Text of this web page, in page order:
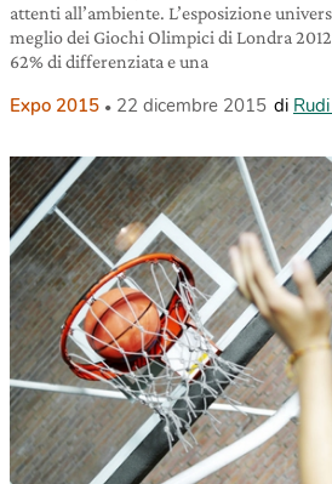
attenti all’ambiente. L’esposizione
meglio dei Giochi Olimpici di Londra
62% di differenziata e una
Expo 2015 22 dicembre 2015 di